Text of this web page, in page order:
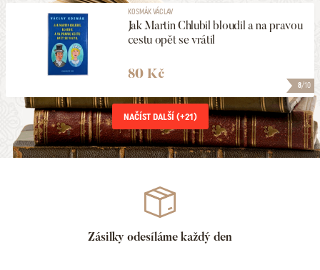
8/10
KOSMÁK VÁCLAV
Jak Martin Chlubil bloudil a na pravou
cestu opět se vrátil
80 Kč
NAČÍST DALŠÍ (+21)
Zásilky odesíláme každý den